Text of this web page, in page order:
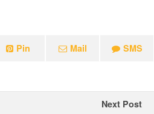
Pin Mail SMS
Next Post